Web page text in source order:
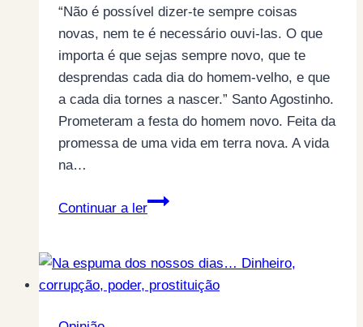
“Não é possível dizer-te sempre coisas
novas, nem te é necessário ouvi-las. O que
importa é que sejas sempre novo, que te
desprendas cada dia do homem-velho, e que
a cada dia tornes a nascer.” Santo Agostinho.
Prometeram a festa do homem novo. Feita da
promessa de uma vida em terra nova. A vida
na…
Continuar a ler
Na
nossos
dias…